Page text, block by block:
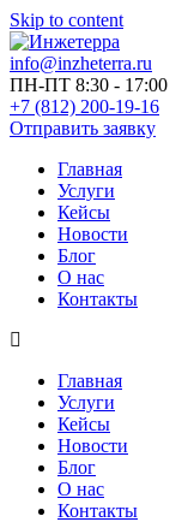
Skip to content
info@inzheterra.ru
ПН-ПТ 8:30 - 17:00
+7 (812) 200-19-16
Отправить заявку
Главная
Услуги
Кейсы
Новости
Блог
О нас
Контакты
Главная
Услуги
Кейсы
Новости
Блог
О нас
Контакты